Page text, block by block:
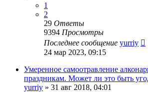
1
2
29 Ответы
9394 Просмотры
Последнее сообщение yurriy
24 мар 2023, 09:15
Умеренное самоотравление
праздникам. Может ли это быть
yurriy » 31 авг 2018, 04:01